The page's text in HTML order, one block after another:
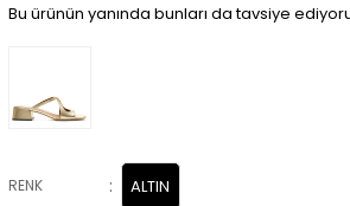
Bu ürünün yanında bunları da tavsiye
RENK : ALTIN